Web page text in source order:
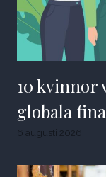
10
globala
6 augusti 2026